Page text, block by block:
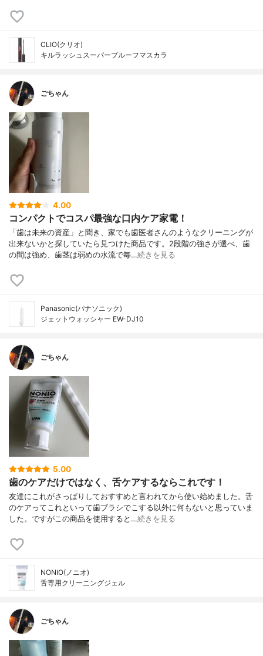
CLIO(クリオ)
キルラッシュスーパープルーフマスカラ
ごちゃん
4.00
コンパクトでコスパ最強な口内ケア家電！
「歯は未来の資産」と聞き、家でも歯医者さんのようなクリーニングが
出来ないかと探していたら見つけた商品です。2段階の強さが選べ、歯
の間は強め、歯茎は弱めの水流で毎…続きを見る
Panasonic(パナソニック)
ジェットウォッシャー EW-DJ10
ごちゃん
5.00
歯のケアだけではなく、舌ケアするならこれです！
友達にこれがさっぱりしておすすめと言われてから使い始めました。舌
のケアってこれといって歯ブラシでこする以外に何もないと思っていま
した。ですがこの商品を使用すると…続きを見る
NONIO(ノニオ)
舌専用クリーニングジェル
ごちゃん